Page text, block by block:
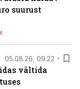
suurust
05.08.26, 09:22
vältida